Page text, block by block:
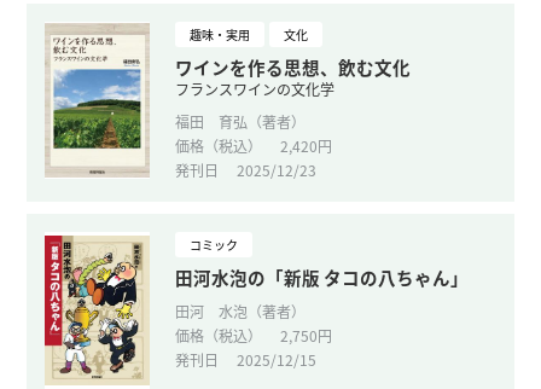
趣味・実用 文化
ワインを作る思想、飲む文化
フランスワインの文化学
福田 育弘（著者）
価格（税込）
2,420円
発刊日
2025/12/23
コミック
田河水泡の「新版 タコの八ちゃん」
田河 水泡（著者）
価格（税込）
2,750円
発刊日
2025/12/15